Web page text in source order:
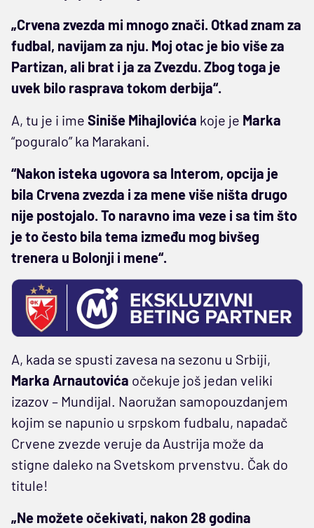
„Crvena zvezda mi mnogo znači. Otkad znam za
fudbal, navijam za nju. Moj otac je bio više za
Partizan, ali brat i ja za Zvezdu. Zbog toga je
uvek bilo rasprava tokom derbija“.
A, tu je i ime Siniše Mihajlovića koje je Marka
“poguralo” ka Marakani.
“Nakon isteka ugovora sa Interom, opcija je
bila Crvena zvezda i za mene više ništa drugo
nije postojalo. To naravno ima veze i sa tim što
je to često bila tema između mog bivšeg
trenera u Bolonji i mene“.
A, kada se spusti zavesa na sezonu u Srbiji,
Marka Arnautovića očekuje još jedan veliki
izazov – Mundijal. Naoružan samopouzdanjem
kojim se napunio u srpskom fudbalu, napadač
Crvene zvezde veruje da Austrija može da
stigne daleko na Svetskom prvenstvu. Čak do
titule!
„Ne možete očekivati, nakon 28 godina